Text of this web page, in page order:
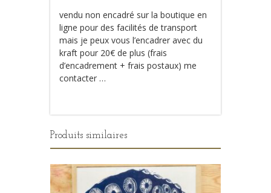
vendu non encadré sur la boutique en
ligne pour des facilités de transport
mais je peux vous l’encadrer avec du
kraft pour 20€ de plus (frais
d’encadrement + frais postaux) me
contacter …
Produits similaires